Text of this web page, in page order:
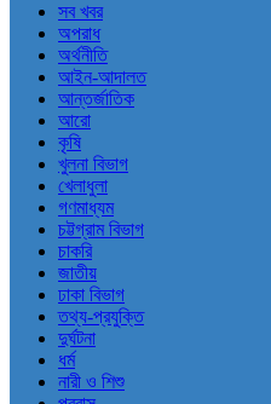
সব খবর
অপরাধ
অর্থনীতি
আইন-আদালত
আন্তর্জাতিক
আরো
কৃষি
খুলনা বিভাগ
খেলাধুলা
গণমাধ্যম
চট্টগ্রাম বিভাগ
চাকরি
জাতীয়
ঢাকা বিভাগ
তথ্য-প্রযুক্তি
দুর্ঘটনা
ধর্ম
নারী ও শিশু